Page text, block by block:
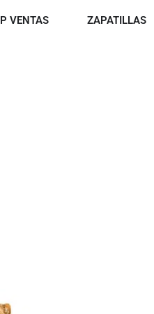
VENTAS OPEN TOP VENTAS
ZAPATILLAS